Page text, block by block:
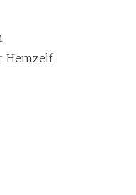
Hemzelf